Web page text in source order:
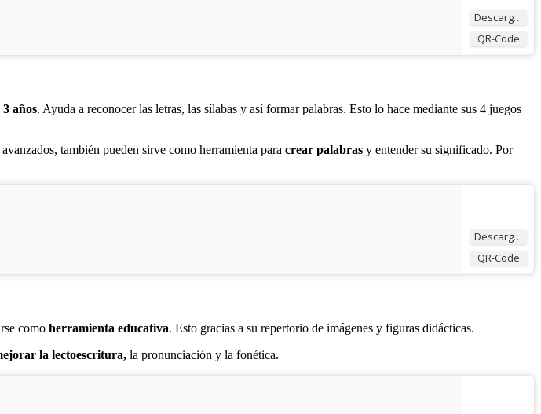
Descargar
QR-Code
años. Ayuda a reconocer las letras, las sílabas y así formar palabras. Esto lo hace mediante sus 4 juegos
también pueden sirve como herramienta para crear palabras y entender su significado. Por
Descargar
QR-Code
como herramienta educativa. Esto gracias a su repertorio de imágenes y figuras didácticas.
la lectoescritura, la pronunciación y la fonética.